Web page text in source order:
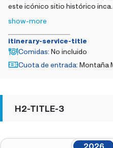
este icónico sitio histórico inca.
show-more
itinerary-service-title
Comidas: No incluido
Cuota de entrada: Montaña
H2-TITLE-3
2026